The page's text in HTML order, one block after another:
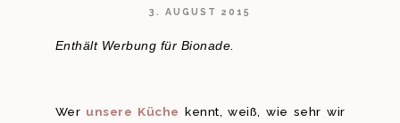
3. AUGUST 2015
Enthält Werbung für Bionade.
Wer unsere Küche kennt, weiß, wie sehr wir